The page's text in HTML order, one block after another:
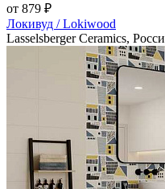
от 879 ₽
Локивуд / Lokiwood
Lasselsberger Ceramics,